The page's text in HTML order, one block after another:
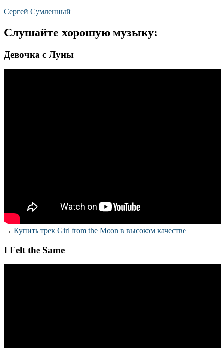
Сергей Сумленный
Слушайте хорошую музыку:
Девочка с Луны
→ Купить трек Girl from the Moon в высоком качестве
I Felt the Same